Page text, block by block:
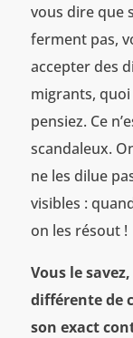
vous dire que
ferment pas,
accepter des
migrants,
pensiez. Ce
scandaleux.
ne les dilue
visibles :
on les résout !
Vous le
différente de
son exact